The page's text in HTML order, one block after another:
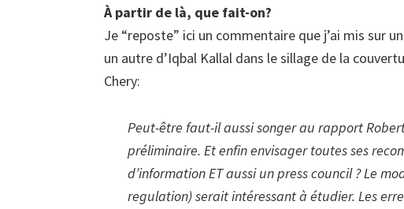
À partir de là, que fait-on?
Je “reposte” ici un commentaire que j’ai mis sur
un autre d’Iqbal Kallal dans le sillage de la
Chery:
Peut-être faut-il aussi songer au rapport
préliminaire. Et enfin envisager toutes ses
d’information ET aussi un press council ? Le
regulation) serait intéressant à étudier. Les